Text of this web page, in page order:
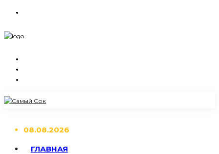
08.08.2026
ГЛАВНАЯ